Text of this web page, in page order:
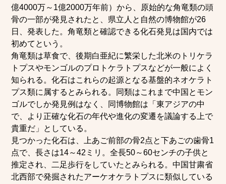
億4000万～1億2000万年前）から、原始的な角竜類の頭
骨の一部が発見されたと、県立人と自然の博物館が26
日、発表した。角竜類と確認できる化石発見は国内では
初めてという。
角竜類は草食で、後期白亜紀に繁栄した北米のトリケラ
トプスやモンゴルのプロトケラトプスなどが一般によく
知られる。化石はこれらの起源となる基盤的ネオケラト
プス類に属するとみられる。同類はこれまで中国とモン
ゴルでしか発見例はなく、同博物館は「東アジアの中
で、より正確な化石の年代や進化の変遷を議論する上で
貴重だ」としている。
見つかった化石は、上あご前部の骨2点と下あごの歯骨1
点で、長さは14～42ミリ。全長50～60センチの子供と
推定され、二足歩行をしていたとみられる。中国甘粛省
北西部で発掘されたアーケオケラトプスに類似している